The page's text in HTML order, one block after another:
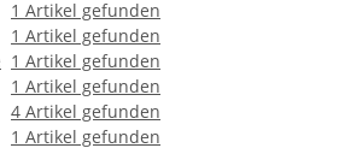
1 Artikel gefunden
1 Artikel gefunden
1 Artikel gefunden
1 Artikel gefunden
4 Artikel gefunden
1 Artikel gefunden